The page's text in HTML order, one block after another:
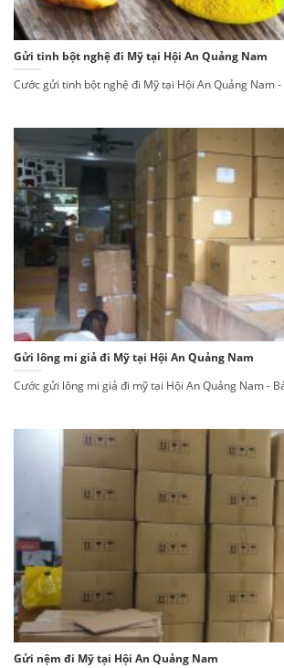
Gửi tinh bột nghệ đi Mỹ tại Hội An Quảng Nam
Cước gửi tinh bột nghệ đi Mỹ tại Hội An Quảng Nam -
Gửi lông mi giả đi Mỹ tại Hội An Quảng Nam
Cước gửi lông mi giả đi mỹ tại Hội An Quảng Nam -
Gửi nệm đi Mỹ tại Hội An Quảng Nam